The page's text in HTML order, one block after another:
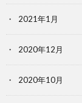
2021年1月
2020年12月
2020年10月